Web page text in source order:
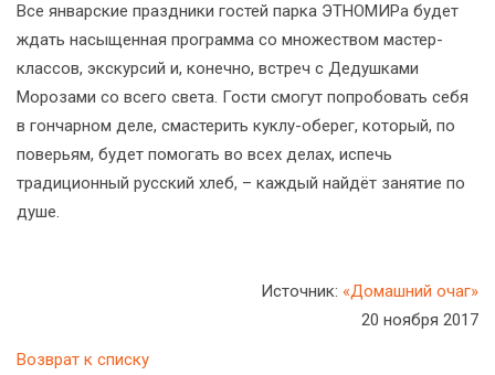
Все январские праздники гостей парка ЭТНОМИРа будет
ждать насыщенная программа со множеством мастер-
классов, экскурсий и, конечно, встреч с Дедушками
Морозами со всего света. Гости смогут попробовать себя
в гончарном деле, смастерить куклу-оберег, который, по
поверьям, будет помогать во всех делах, испечь
традиционный русский хлеб, – каждый найдёт занятие по
душе.
Источник: «Домашний очаг»
20 ноября 2017
Возврат к списку